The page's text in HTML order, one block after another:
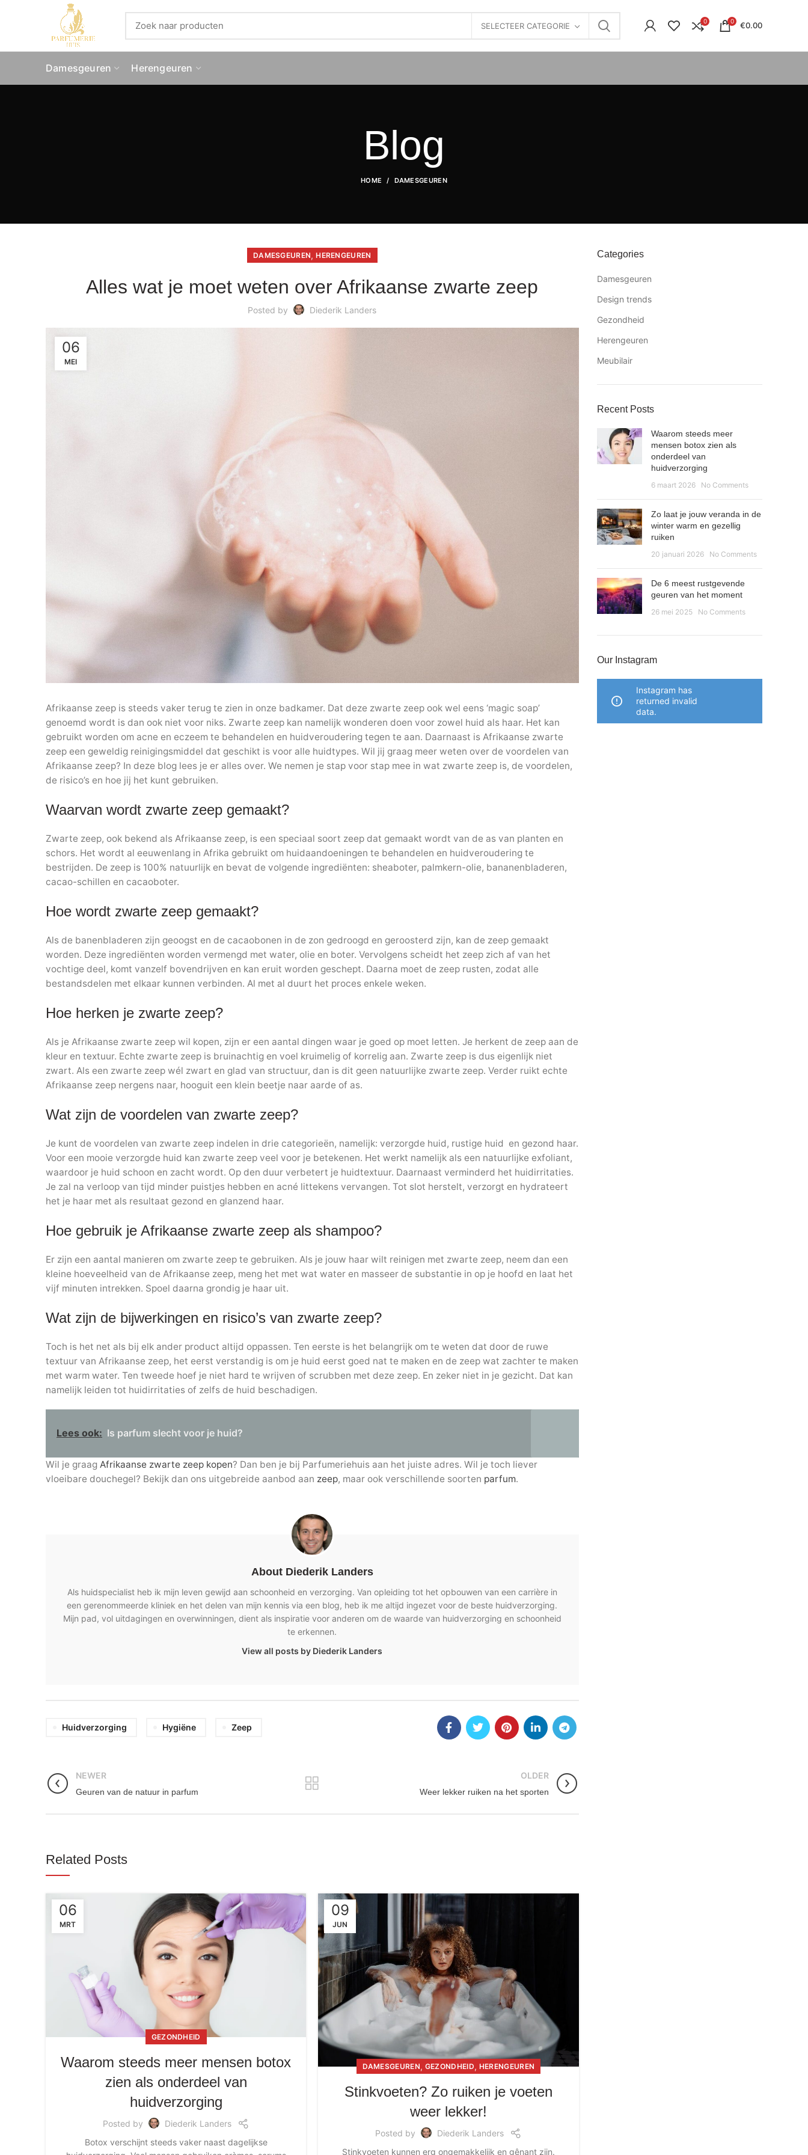
SELECTEER CATEGORIE 0 0 €0.00
Damesgeuren Herengeuren
Blog
HOME DAMESGEUREN
DAMESGEUREN,HERENGEUREN
Alles wat je moet weten over Afrikaanse zwarte zeep
Posted by Diederik Landers
06
MEI
Afrikaanse zeep is steeds vaker terug te zien in onze badkamer. Dat deze zwarte zeep ook wel eens ‘magic soap’
genoemd wordt is dan ook niet voor niks. Zwarte zeep kan namelijk wonderen doen voor zowel huid als haar. Het kan
gebruikt worden om acne en eczeem te behandelen en huidveroudering tegen te aan. Daarnaast is Afrikaanse zwarte
zeep een geweldig reinigingsmiddel dat geschikt is voor alle huidtypes. Wil jij graag meer weten over de voordelen van
Afrikaanse zeep? In deze blog lees je er alles over. We nemen je stap voor stap mee in wat zwarte zeep is, de voordelen,
de risico’s en hoe jij het kunt gebruiken.
Waarvan wordt zwarte zeep gemaakt?
Zwarte zeep, ook bekend als Afrikaanse zeep, is een speciaal soort zeep dat gemaakt wordt van de as van planten en
schors. Het wordt al eeuwenlang in Afrika gebruikt om huidaandoeningen te behandelen en huidveroudering te
bestrijden. De zeep is 100% natuurlijk en bevat de volgende ingrediënten: sheaboter, palmkern-olie, bananenbladeren,
cacao-schillen en cacaoboter.
Hoe wordt zwarte zeep gemaakt?
Als de banenbladeren zijn geoogst en de cacaobonen in de zon gedroogd en geroosterd zijn, kan de zeep gemaakt
worden. Deze ingrediënten worden vermengd met water, olie en boter. Vervolgens scheidt het zeep zich af van het
vochtige deel, komt vanzelf bovendrijven en kan eruit worden geschept. Daarna moet de zeep rusten, zodat alle
bestandsdelen met elkaar kunnen verbinden. Al met al duurt het proces enkele weken.
Hoe herken je zwarte zeep?
Als je Afrikaanse zwarte zeep wil kopen, zijn er een aantal dingen waar je goed op moet letten. Je herkent de zeep aan de
kleur en textuur. Echte zwarte zeep is bruinachtig en voel kruimelig of korrelig aan. Zwarte zeep is dus eigenlijk niet
zwart. Als een zwarte zeep wél zwart en glad van structuur, dan is dit geen natuurlijke zwarte zeep. Verder ruikt echte
Afrikaanse zeep nergens naar, hooguit een klein beetje naar aarde of as.
Wat zijn de voordelen van zwarte zeep?
Je kunt de voordelen van zwarte zeep indelen in drie categorieën, namelijk: verzorgde huid, rustige huid en gezond haar.
Voor een mooie verzorgde huid kan zwarte zeep veel voor je betekenen. Het werkt namelijk als een natuurlijke exfoliant,
waardoor je huid schoon en zacht wordt. Op den duur verbetert je huidtextuur. Daarnaast verminderd het huidirritaties.
Je zal na verloop van tijd minder puistjes hebben en acné littekens vervangen. Tot slot herstelt, verzorgt en hydrateert
het je haar met als resultaat gezond en glanzend haar.
Hoe gebruik je Afrikaanse zwarte zeep als shampoo?
Er zijn een aantal manieren om zwarte zeep te gebruiken. Als je jouw haar wilt reinigen met zwarte zeep, neem dan een
kleine hoeveelheid van de Afrikaanse zeep, meng het met wat water en masseer de substantie in op je hoofd en laat het
vijf minuten intrekken. Spoel daarna grondig je haar uit.
Wat zijn de bijwerkingen en risico’s van zwarte zeep?
Toch is het net als bij elk ander product altijd oppassen. Ten eerste is het belangrijk om te weten dat door de ruwe
textuur van Afrikaanse zeep, het eerst verstandig is om je huid eerst goed nat te maken en de zeep wat zachter te maken
met warm water. Ten tweede hoef je niet hard te wrijven of scrubben met deze zeep. En zeker niet in je gezicht. Dat kan
namelijk leiden tot huidirritaties of zelfs de huid beschadigen.
Lees ook: Is parfum slecht voor je huid?
Wil je graag Afrikaanse zwarte zeep kopen? Dan ben je bij Parfumeriehuis aan het juiste adres. Wil je toch liever
vloeibare douchegel? Bekijk dan ons uitgebreide aanbod aan zeep, maar ook verschillende soorten parfum.
About Diederik Landers
Als huidspecialist heb ik mijn leven gewijd aan schoonheid en verzorging. Van opleiding tot het opbouwen van een carrière in
een gerenommeerde kliniek en het delen van mijn kennis via een blog, heb ik me altijd ingezet voor de beste huidverzorging.
Mijn pad, vol uitdagingen en overwinningen, dient als inspiratie voor anderen om de waarde van huidverzorging en schoonheid
te erkennen.
View all posts by Diederik Landers
Huidverzorging Hygiëne Zeep
NEWER
Geuren van de natuur in parfum
OLDER
Weer lekker ruiken na het sporten
Related Posts
06
MRT
GEZONDHEID
Waarom steeds meer mensen botox
zien als onderdeel van
huidverzorging
Posted by
Diederik Landers
Botox verschijnt steeds vaker naast dagelijkse
09
JUN
DAMESGEUREN, GEZONDHEID, HERENGEUREN
Stinkvoeten? Zo ruiken je voeten
weer lekker!
Posted by
Diederik Landers
Stinkvoeten kunnen erg ongemakkelijk en gênant zijn.
Categories
Damesgeuren
Design trends
Gezondheid
Herengeuren
Meubilair
Recent Posts
Waarom steeds meer
mensen botox zien als
onderdeel van
huidverzorging
6 maart 2026 No Comments
Zo laat je jouw veranda in de
winter warm en gezellig
ruiken
20 januari 2026 No Comments
De 6 meest rustgevende
geuren van het moment
26 mei 2025 No Comments
Our Instagram
Instagram has
returned invalid
data.